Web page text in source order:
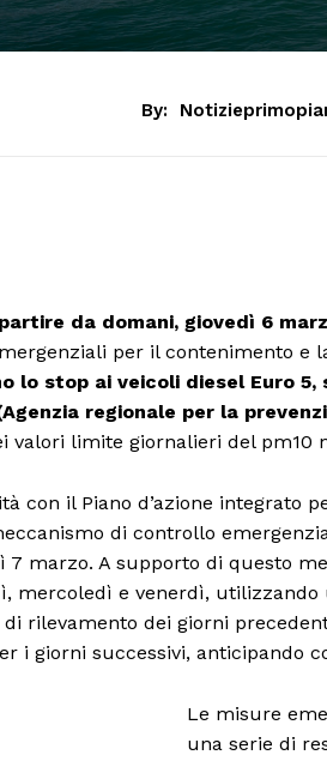
By:
da domani, giovedì 6
per il contenimento e
lo stop ai veicoli diesel Euro
regionale per la
valori limite giornalieri del pm10
con il Piano d’azione integrato
di controllo
7 marzo. A supporto di questo
mercoledì e venerdì, utilizzando
rilevamento dei giorni
i giorni successivi, anticipando
Le misure
una serie di